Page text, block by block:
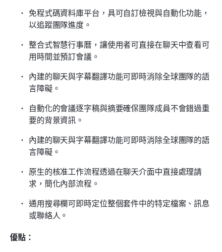
免程式碼資料庫平台，具可自訂檢視與自動化功能，
以追蹤團隊進度。
整合式智慧行事曆，讓使用者可直接在聊天中查看可
用時間並預訂會議。
內建的聊天與字幕翻譯功能可即時消除全球團隊的語
言障礙。
自動化的會議逐字稿與摘要確保團隊成員不會錯過重
要的背景資訊。
內建的聊天與字幕翻譯功能可即時消除全球團隊的語
言障礙。
原生的核准工作流程透過在聊天介面中直接處理請
求，簡化內部流程。
通用搜尋欄可即時定位整個套件中的特定檔案、訊息
或聯絡人。
優點：